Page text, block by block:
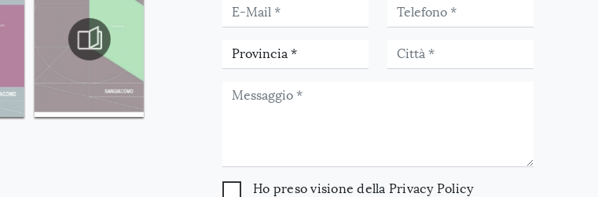
Ho preso visione della Privacy Policy